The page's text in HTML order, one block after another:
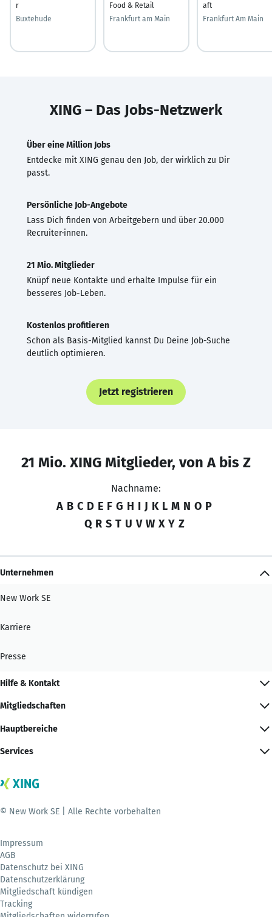
r
Buxtehude
Food & Retail
Frankfurt am Main
aft
Frankfurt Am Main
XING – Das Jobs-Netzwerk
Über eine Million Jobs
Entdecke mit XING genau den Job, der wirklich zu Dir
passt.
Persönliche Job-Angebote
Lass Dich finden von Arbeitgebern und über 20.000
Recruiter·innen.
21 Mio. Mitglieder
Knüpf neue Kontakte und erhalte Impulse für ein
besseres Job-Leben.
Kostenlos profitieren
Schon als Basis-Mitglied kannst Du Deine Job-Suche
deutlich optimieren.
Jetzt registrieren
21 Mio. XING Mitglieder, von A bis Z
Nachname:
A B C D E F G H I J K L M N O P
Q R S T U V W X Y Z
Unternehmen
New Work SE
Karriere
Presse
Hilfe & Kontakt
Mitgliedschaften
Hauptbereiche
Services
© New Work SE | Alle Rechte vorbehalten
Impressum
AGB
Datenschutz bei XING
Datenschutzerklärung
Mitgliedschaft kündigen
Tracking